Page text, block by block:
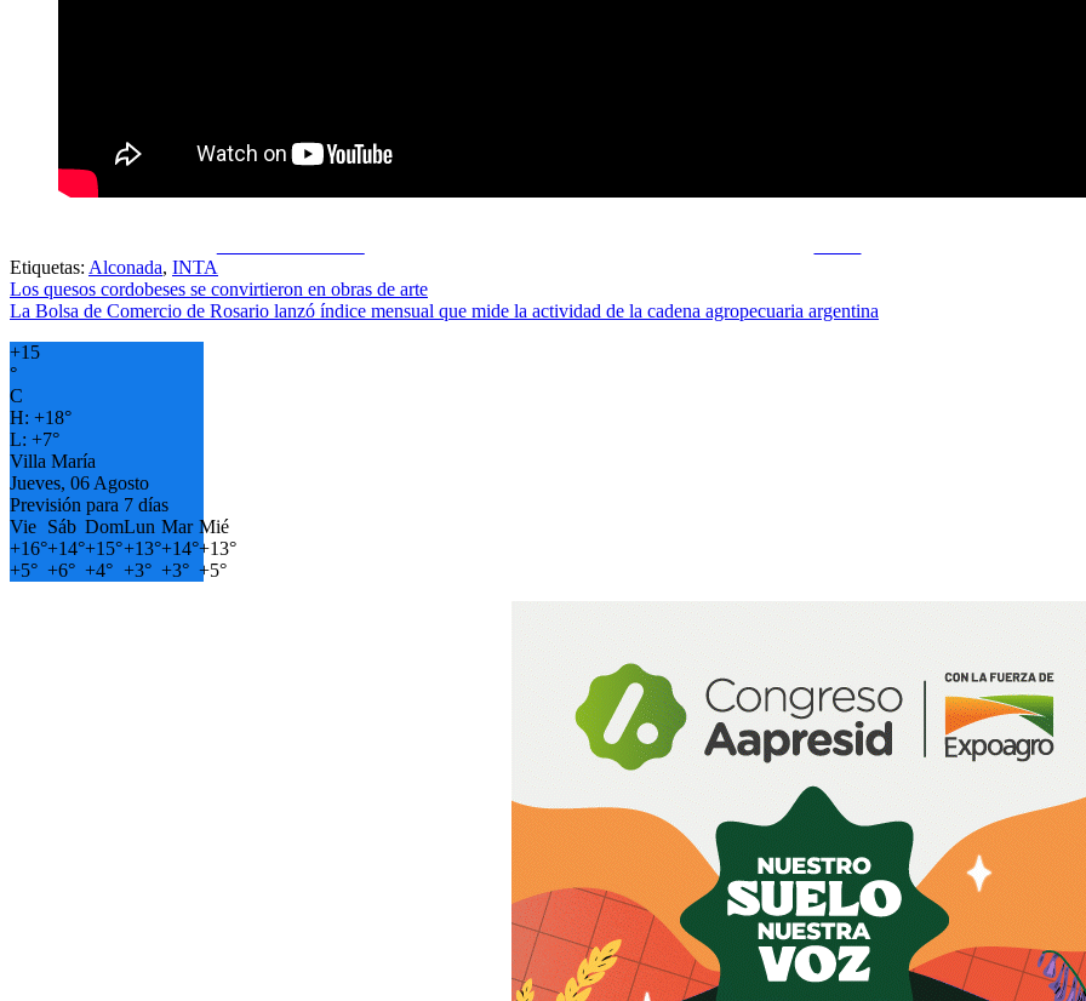
Etiquetas: Alconada, INTA
Navegación
de
entradas
Los quesos cordobeses se convirtieron en obras de arte
La Bolsa de Comercio de Rosario lanzó índice mensual que mide la actividad de la cadena agropecuaria argentina
+15
°
C
H: +18°
L: +7°
Villa María
Jueves, 06 Agosto
Previsión para 7 días
Vie Sáb DomLun Mar Mié
+16°+14°+15°+13°+14°+13°
+5° +6° +4° +3° +3° +5°